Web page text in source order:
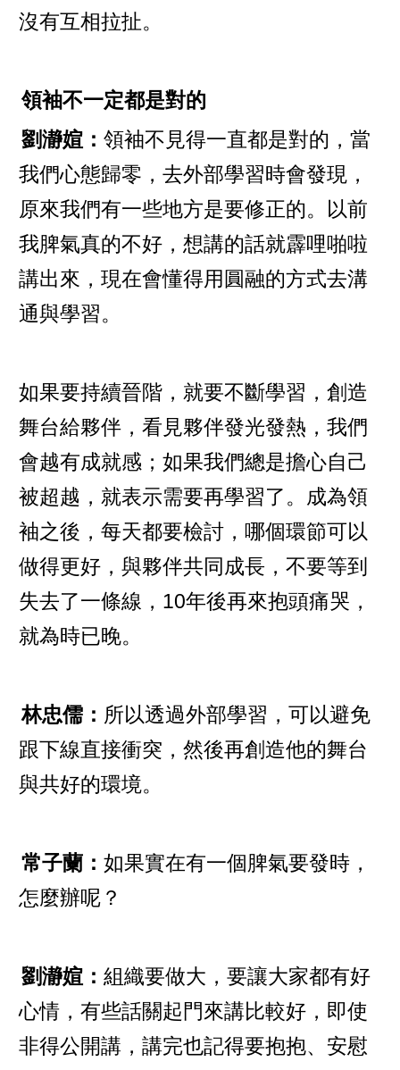
沒有互相拉扯。
領袖不一定都是對的
劉瀞媗： 領袖不見得一直都是對的，當
我們心態歸零，去外部學習時會發現，
原來我們有一些地方是要修正的。以前
我脾氣真的不好，想講的話就霹哩啪啦
講出來，現在會懂得用圓融的方式去溝
通與學習。
如果要持續晉階，就要不斷學習，創造
舞台給夥伴，看見夥伴發光發熱，我們
會越有成就感；如果我們總是擔心自己
被超越，就表示需要再學習了。成為領
袖之後，每天都要檢討，哪個環節可以
做得更好，與夥伴共同成長，不要等到
失去了一條線，10年後再來抱頭痛哭，
就為時已晚。
林忠儒： 所以透過外部學習，可以避免
跟下線直接衝突，然後再創造他的舞台
與共好的環境。
常子蘭： 如果實在有一個脾氣要發時，
怎麼辦呢？
劉瀞媗： 組織要做大，要讓大家都有好
心情，有些話關起門來講比較好，即使
非得公開講，講完也記得要抱抱、安慰